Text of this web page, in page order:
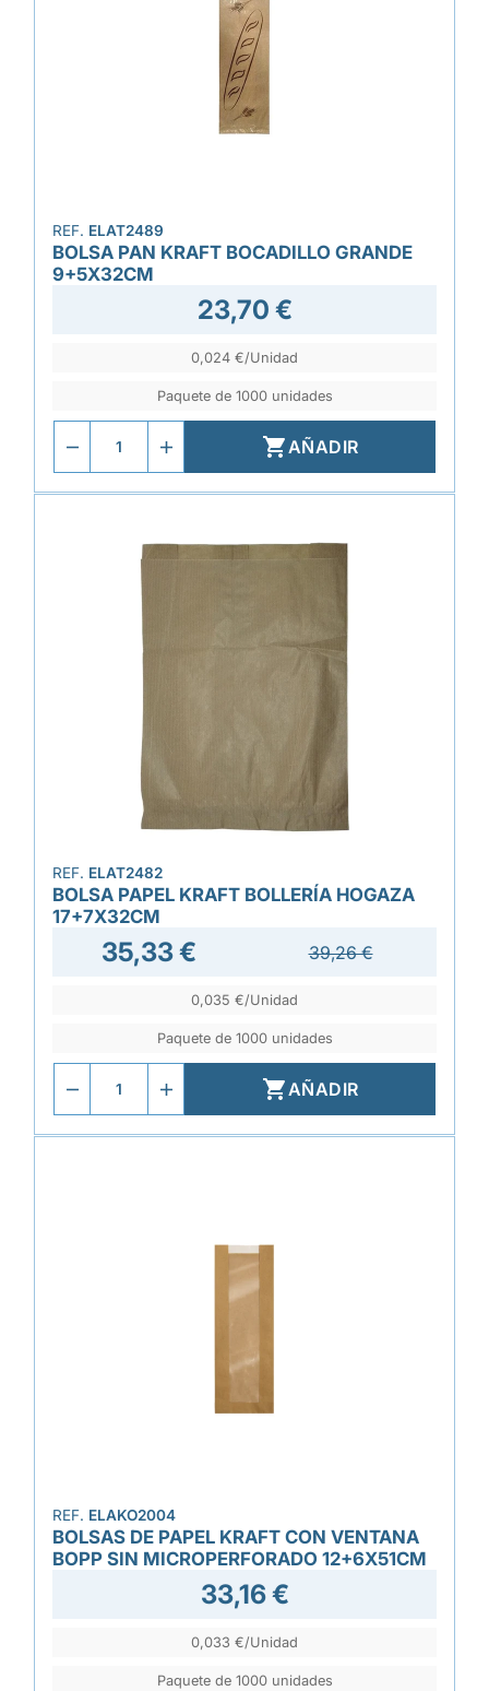
REF. ELAT2489
BOLSA PAN KRAFT BOCADILLO GRANDE
9+5X32CM
23,70 €
0,024 €/Unidad
Paquete de 1000 unidades
AÑADIR
REF. ELAT2482
BOLSA PAPEL KRAFT BOLLERÍA HOGAZA
17+7X32CM
35,33 € 39,26 €
0,035 €/Unidad
Paquete de 1000 unidades
AÑADIR
REF. ELAKO2004
BOLSAS DE PAPEL KRAFT CON VENTANA
BOPP SIN MICROPERFORADO 12+6X51CM
33,16 €
0,033 €/Unidad
Paquete de 1000 unidades